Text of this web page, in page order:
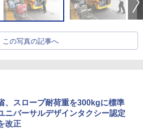
この写真の記事へ
、スロープ耐荷重を300kgに標準
ニバーサルデザインタクシー認定
改正